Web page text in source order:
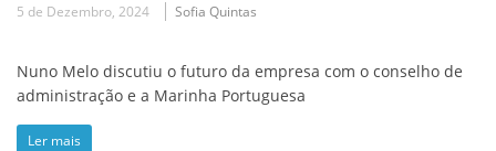
5 de Dezembro, 2024 Sofia Quintas
Nuno Melo discutiu o futuro da empresa com o conselho de
administração e a Marinha Portuguesa
Ler mais